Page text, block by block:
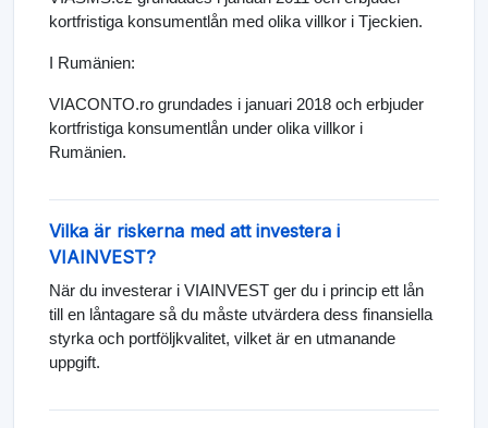
kortfristiga konsumentlån med olika villkor i Tjeckien.
I Rumänien:
VIACONTO.ro grundades i januari 2018 och erbjuder
kortfristiga konsumentlån under olika villkor i
Rumänien.
Vilka är riskerna med att investera i
VIAINVEST?
När du investerar i VIAINVEST ger du i princip ett lån
till en låntagare så du måste utvärdera dess finansiella
styrka och portföljkvalitet, vilket är en utmanande
uppgift.